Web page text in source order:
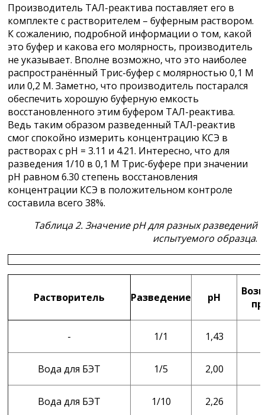
Производитель ТАЛ-реактива поставляет его в
комплекте с растворителем – буферным раствором.
К сожалению, подробной информации о том, какой
это буфер и какова его молярность, производитель
не указывает. Вполне возможно, что это наиболее
распространённый Трис-буфер с молярностью 0,1 М
или 0,2 М. Заметно, что производитель постарался
обеспечить хорошую буферную емкость
восстановленного этим буфером ТАЛ-реактива.
Ведь таким образом разведенный ТАЛ-реактив
смог спокойно измерить концентрацию КСЭ в
растворах с рН = 3.11 и 4.21. Интересно, что для
разведения 1/10 в 0,1 М Трис-буфере при значении
рН равном 6.30 степень восстановления
концентрации КСЭ в положительном контроле
составила всего 38%.
Таблица 2. Значение рН для разных разведений
испытуемого образца.
Растворитель Разведение рН
- 1/1 1,43
Вода для БЭТ 1/5 2,00
Вода для БЭТ 1/10 2,26